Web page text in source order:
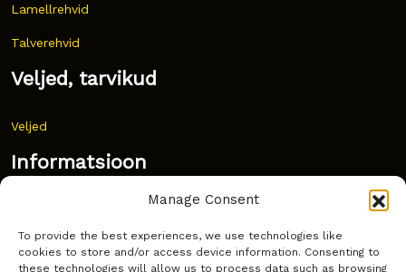
Manage Consent
To provide the best experiences, we use technologies like
cookies to store and/or access device information. Consenting to
these technologies will allow us to process data such as browsing
Lamellrehvid
Talverehvid
Veljed, tarvikud
Veljed
Informatsioon
Korduma kippuvad küsimused